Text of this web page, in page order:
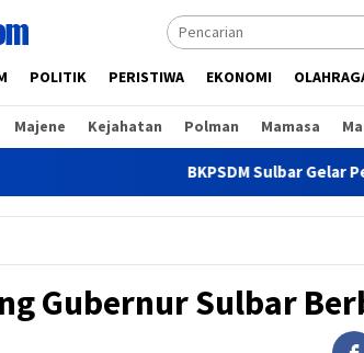
POLITIK PERISTIWA EKONOMI
Majene Kejahatan Polman Mamasa
BKPSDM Sulbar Gelar
Gubernur Sulbar